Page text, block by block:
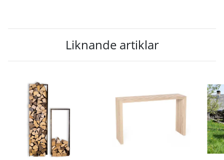
Liknande artiklar